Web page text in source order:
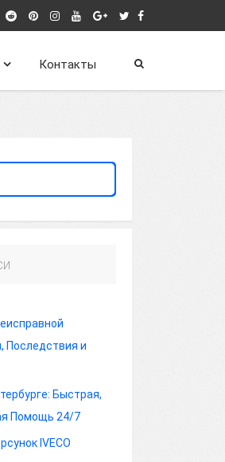
Контакты
Последствия и
Быстрая,
Помощь 24/7
IVECO